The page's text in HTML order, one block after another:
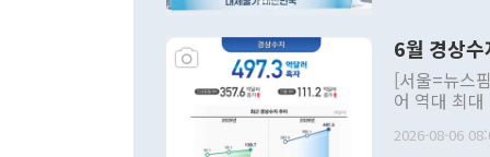
주의적 희망
관의 대북
관 부처 장
관의 무리한
다. [정동영 통일부 장관이 지난달 23일 오후 서울 종로구 정부서울청사에
6월 경상
[서울=뉴스
어 역대 최
료=한국은행] 한국은행이 6일 발표한 '2026년 6월 국제수지(잠정)'
2026-08-06